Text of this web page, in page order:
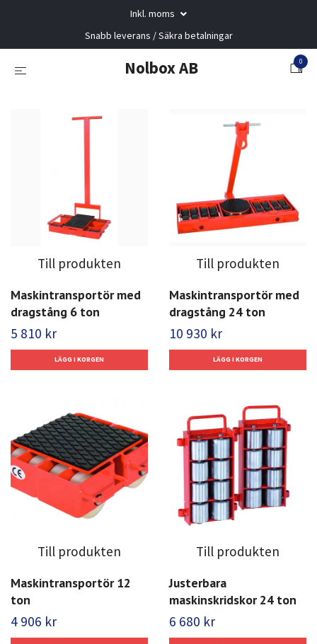
Inkl. moms
Snabb leverans / Säkra betalningar
Nolbox AB 0
Till produkten
Maskintransportör med
dragstång 6 ton
5 810 kr
Till produkten
Maskintransportör med
dragstång 24 ton
10 930 kr
Till produkten
Maskintransportör 12
ton
4 906 kr
Till produkten
Justerbara
maskinskridskor 24 ton
6 680 kr